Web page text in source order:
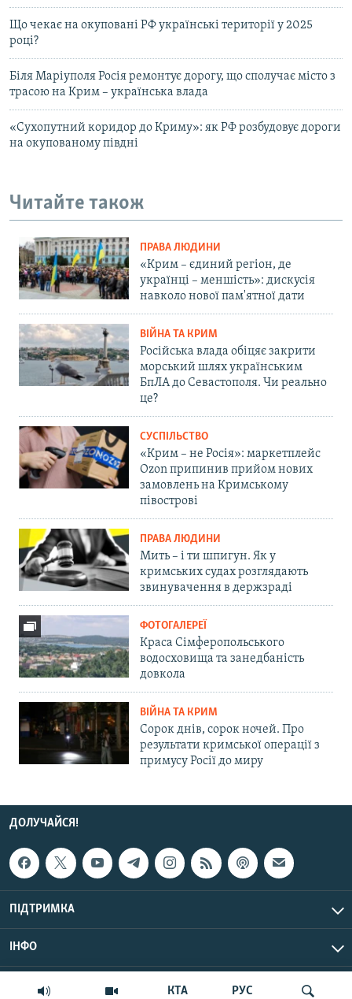
КТА РУС
Що чекає на окуповані РФ українські території у 2025
році?
Біля Маріуполя Росія ремонтує дорогу, що сполучає місто з
трасою на Крим – українська влада
«Сухопутний коридор до Криму»: як РФ розбудовує дороги
на окупованому півдні
Читайте також
ПРАВА ЛЮДИНИ
«Крим – єдиний регіон, де
українці – меншість»: дискусія
навколо нової пам'ятної дати
ВІЙНА ТА КРИМ
Російська влада обіцяє закрити
морський шлях українським
БпЛА до Севастополя. Чи реально
це?
СУСПІЛЬСТВО
«Крим – не Росія»: маркетплейс
Ozon припинив прийом нових
замовлень на Кримському
півострові
ПРАВА ЛЮДИНИ
Мить – і ти шпигун. Як у
кримських судах розглядають
звинувачення в держзраді
ФОТОГАЛЕРЕЇ
Краса Сімферопольського
водосховища та занедбаність
довкола
ВІЙНА ТА КРИМ
Сорок днів, сорок ночей. Про
результати кримської операції з
примусу Росії до миру
ДОЛУЧАЙСЯ!
ПІДТРИМКА
ІНФО
© Крим.Реалії, 2026 | Усі права застережено.